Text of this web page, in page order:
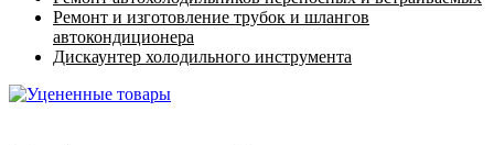
Ремонт и изготовление трубок и шлангов
автокондиционера
Дискаунтер холодильного инструмента